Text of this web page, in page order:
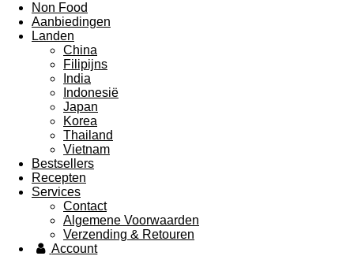
Non Food
Aanbiedingen
Landen
China
Filipijns
India
Indonesië
Japan
Korea
Thailand
Vietnam
Bestsellers
Recepten
Services
Contact
Algemene Voorwaarden
Verzending & Retouren
Account